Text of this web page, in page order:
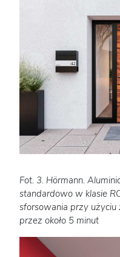
Fot. 3. Hörmann.
standardowo w klasie
sforsowania przy
przez około 5 minut